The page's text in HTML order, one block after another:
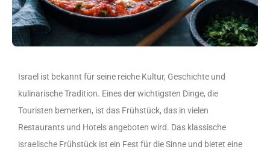
Israel ist bekannt für seine reiche Kultur, Geschichte und
kulinarische Tradition. Eines der wichtigsten Dinge, die
Touristen bemerken, ist das Frühstück, das in vielen
Restaurants und Hotels angeboten wird. Das klassische
israelische Frühstück ist ein Fest für die Sinne und bietet eine